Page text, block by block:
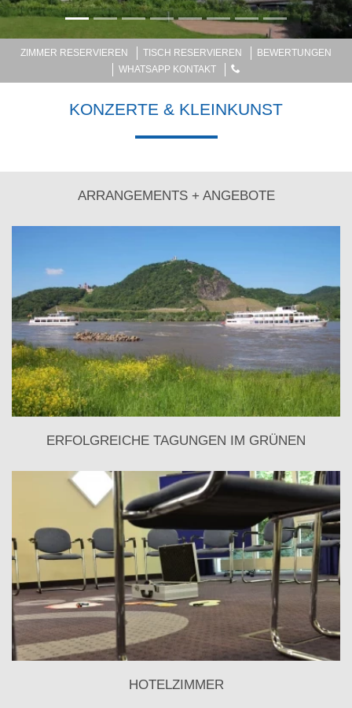
ZIMMER RESERVIEREN TISCH RESERVIEREN
BEWERTUNGEN
WHATSAPP KONTAKT
KONZERTE & KLEINKUNST
ARRANGEMENTS + ANGEBOTE
ERFOLGREICHE TAGUNGEN IM GRÜNEN
HOTELZIMMER